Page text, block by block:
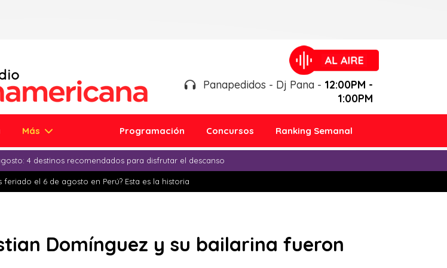
Panapedidos - Dj Pana - 12:00PM -
1:00PM
Más Programación Concursos Ranking Semanal
4 destinos recomendados para disfrutar el descanso
feriado el 6 de agosto en Perú? Esta es la historia
Domínguez y su bailarina fueron